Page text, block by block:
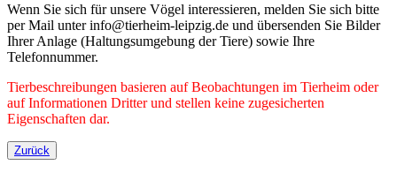
Wenn Sie sich für unsere Vögel interessieren, melden Sie sich bitte
per Mail unter info@tierheim-leipzig.de und übersenden Sie Bilder
Ihrer Anlage (Haltungsumgebung der Tiere) sowie Ihre
Telefonnummer.
Tierbeschreibungen basieren auf Beobachtungen im Tierheim oder
auf Informationen Dritter und stellen keine zugesicherten
Eigenschaften dar.
Zurück